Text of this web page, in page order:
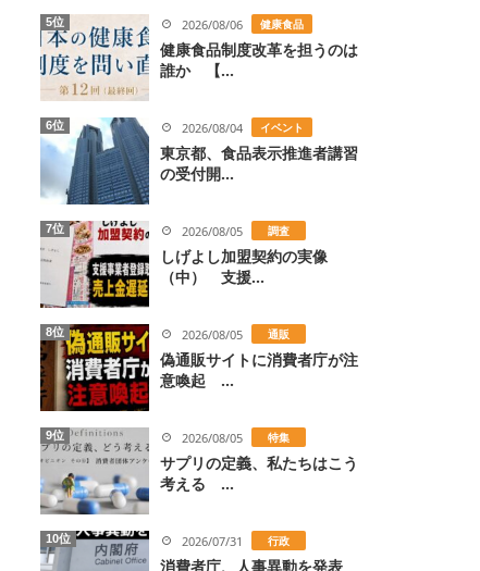
5位 2026/08/06 健康食品
健康食品制度改革を担うのは
誰か 【...
6位 2026/08/04 イベント
東京都、食品表示推進者講習
の受付開...
7位 2026/08/05 調査
しげよし加盟契約の実像
（中） 支援...
8位 2026/08/05 通販
偽通販サイトに消費者庁が注
意喚起 ...
9位 2026/08/05 特集
サプリの定義、私たちはこう
考える ...
10位 2026/07/31 行政
消費者庁、人事異動を発表